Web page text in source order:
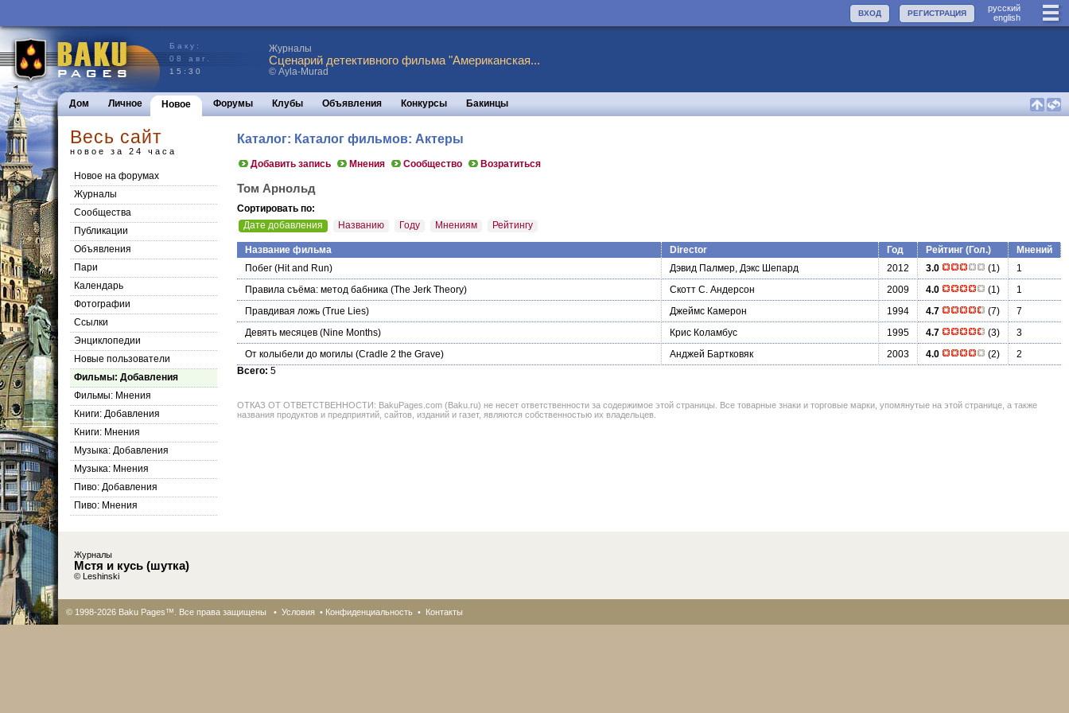
руccкий
english
РЕГИСТРАЦИЯ
ВХОД
Баку:
08 авг.
15:30
Журналы
Сценарий детективного фильма "Американская...
© Ayla-Murad
Дом Личное Новое Форумы Клубы Объявления Конкурсы Бакинцы
Весь сайт
новое за 24 часа
Новое на форумах
Журналы
Сообщества
Публикации
Объявления
Пари
Календарь
Фотографии
Ссылки
Энциклопедии
Новые пользователи
Фильмы: Добавления
Фильмы: Мнения
Книги: Добавления
Книги: Мнения
Музыка: Добавления
Музыка: Мнения
Пиво: Добавления
Пиво: Мнения
Каталог: Каталог фильмов: Актеры
Добавить запись Мнения Сообщество Возратиться
Том Арнольд
Сортировать по:
Дате добавления
Названию Году Мнениям Рейтингу
Название фильма Director Год Рейтинг (Гол.)
Мнений
Побег (Hit and Run) Дэвид Палмер, Дэкс Шепард 2012 3.0 (1)
1
Правила съёма: метод бабника (The Jerk Theory) Скотт С. Андерсон 2009 4.0 (1)
1
Правдивая ложь (True Lies) Джеймс Камерон 1994 4.7 (7)
7
Девять месяцев (Nine Months) Крис Коламбус 1995 4.7 (3)
3
От колыбели до могилы (Cradle 2 the Grave) Анджей Бартковяк 2003 4.0 (2)
2
Всего: 5
ОТКАЗ ОТ ОТВЕТСТВЕННОСТИ: BakuPages.com (Baku.ru) не несет ответственности за содержимое этой страницы. Все товарные знаки и торговые марки, упомянутые на этой странице, а также
названия продуктов и предприятий, сайтов, изданий и газет, являются собственностью их владельцев.
Журналы
Мстя и кусь (шутка)
© Leshinski
© 1998-2026 Baku Pages™. Все права защищены • Условия • Конфиденциальность • Контакты